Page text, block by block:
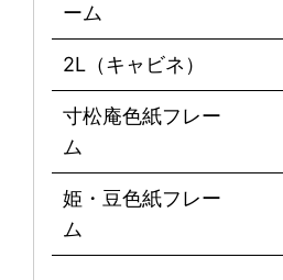
ーム
2L（キャビネ）
寸松庵色紙フレー
ム
姫・豆色紙フレー
ム